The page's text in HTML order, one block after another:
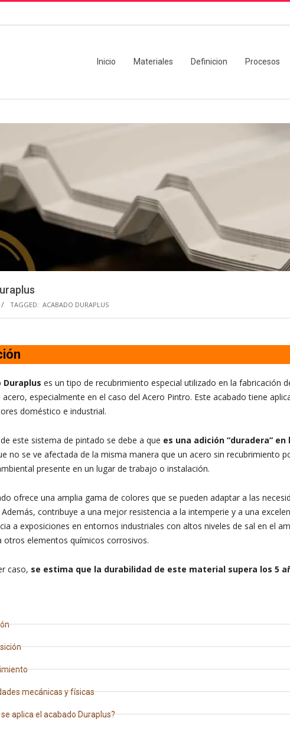
Inicio Materiales Definicion Procesos
TAGGED: ACABADO DURAPLUS
Duraplus es un tipo de recubrimiento especial utilizado en la fabricación
acero, especialmente en el caso del Acero Pintro. Este acabado tiene
doméstico e industrial.
este sistema de pintado se debe a que es una adición “duradera” en
no se ve afectada de la misma manera que un acero sin recubrimiento
presente en un lugar de trabajo o instalación.
ofrece una amplia gama de colores que se pueden adaptar a las
contribuye a una mejor resistencia a la intemperie y a una
a exposiciones en entornos industriales con altos niveles de sal en el
otros elementos químicos corrosivos.
caso, se estima que la durabilidad de este material supera los 5
mecánicas y físicas
aplica el acabado Duraplus?